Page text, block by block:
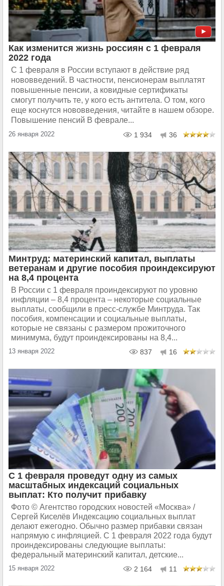
Как изменится жизнь россиян с 1 февраля
2022 года
С 1 февраля в России вступают в действие ряд
нововведений. В частности, пенсионерам выплатят
повышенные пенсии, а ковидные сертификаты
смогут получить те, у кого есть антитела. О том, кого
еще коснутся нововведения, читайте в нашем обзоре.
Повышение пенсий В феврале...
26 января 2022 1 934 36
Минтруд: материнский капитал, выплаты
ветеранам и другие пособия проиндексируют
на 8,4 процента
В России с 1 февраля проиндексируют по уровню
инфляции – 8,4 процента – некоторые социальные
выплаты, сообщили в пресс-службе Минтруда. Так
пособия, компенсации и социальные выплаты,
которые не связаны с размером прожиточного
минимума, будут проиндексированы на 8,4...
13 января 2022 837 16
С 1 февраля проведут одну из самых
масштабных индексаций социальных
выплат: Кто получит прибавку
Фото © Агентство городских новостей «Москва» /
Сергей Киселёв Индексацию социальных выплат
делают ежегодно. Обычно размер прибавки связан
напрямую с инфляцией. С 1 февраля 2022 года будут
проиндексированы следующие выплаты:
федеральный материнский капитал, детские...
15 января 2022 2 164 11